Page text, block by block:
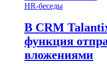
HR-беседы
В CRM
функция
вложениями